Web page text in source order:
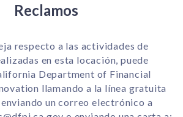
Reclamos
respecto a las actividades de
en esta locación, puede
Department of Financial
llamando a la línea gratuita
un correo electrónico a